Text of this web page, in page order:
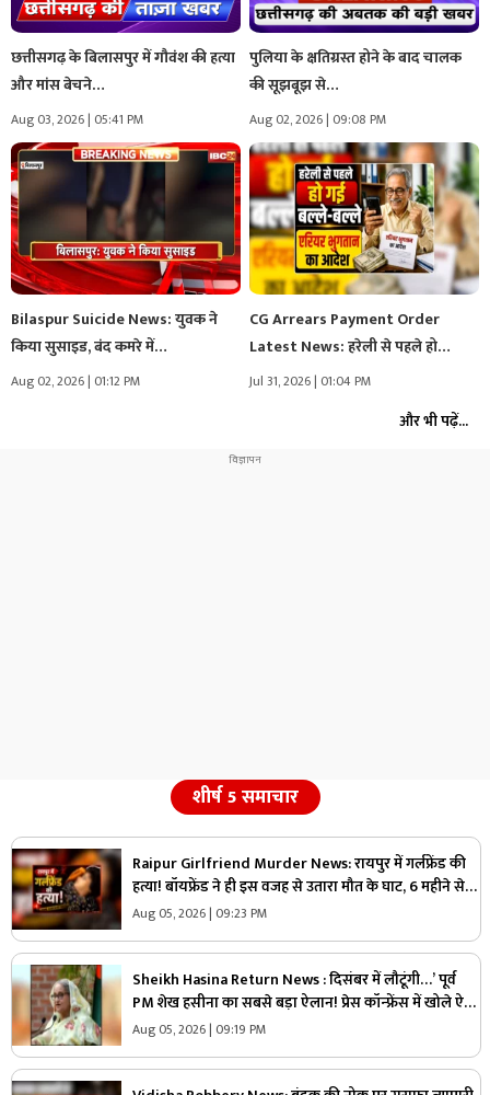
छत्तीसगढ़ के बिलासपुर में गौवंश की हत्या
और मांस बेचने…
Aug 03, 2026 | 05:41 PM
पुलिया के क्षतिग्रस्त होने के बाद चालक
की सूझबूझ से…
Aug 02, 2026 | 09:08 PM
Bilaspur Suicide News: युवक ने
किया सुसाइड, बंद कमरे में…
Aug 02, 2026 | 01:12 PM
CG Arrears Payment Order
Latest News: हरेली से पहले हो…
Jul 31, 2026 | 01:04 PM
और भी पढ़ें...
शीर्ष 5 समाचार
Raipur Girlfriend Murder News: रायपुर में गर्लफ्रेंड की
हत्या! बॉयफ्रेंड ने ही इस वजह से उतारा मौत के घाट, 6 महीने से
रह रहे थे लिव इन में
Aug 05, 2026 | 09:23 PM
Sheikh Hasina Return News : दिसंबर में लौटूंगी…’ पूर्व
PM शेख हसीना का सबसे बड़ा ऐलान! प्रेस कॉन्फ्रेंस में खोले ऐसे
राज, मच सकता है सियासी भूचाल
Aug 05, 2026 | 09:19 PM